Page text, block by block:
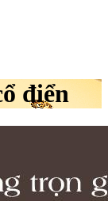
điển